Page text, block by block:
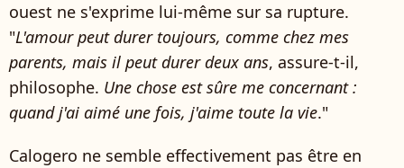
ouest ne s'exprime lui-même sur sa rupture.
"L'amour peut durer toujours, comme chez mes
parents, mais il peut durer deux ans, assure-t-il,
philosophe. Une chose est sûre me concernant :
quand j'ai aimé une fois, j'aime toute la vie."
Calogero ne semble effectivement pas être en